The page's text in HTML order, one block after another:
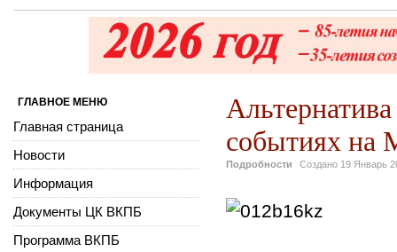
событиях на
Подробности Создано 19 Январь
ГЛАВНОЕ МЕНЮ
Главная страница
Новости
Информация
Документы ЦК ВКПБ
Программа ВКПБ